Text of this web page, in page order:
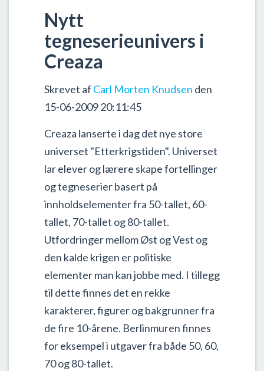
Nytt
tegneserieunivers i
Creaza
Skrevet af Carl Morten Knudsen den
15-06-2009 20:11:45
Creaza lanserte i dag det nye store
universet "Etterkrigstiden". Universet
lar elever og lærere skape fortellinger
og tegneserier basert på
innholdselementer fra 50-tallet, 60-
tallet, 70-tallet og 80-tallet.
Utfordringer mellom Øst og Vest og
den kalde krigen er politiske
elementer man kan jobbe med. I tillegg
til dette finnes det en rekke
karakterer, figurer og bakgrunner fra
de fire 10-årene. Berlinmuren finnes
for eksempel i utgaver fra både 50, 60,
70 og 80-tallet.